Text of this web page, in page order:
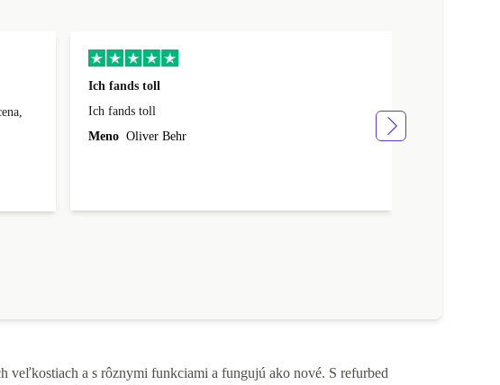
Ich fands toll
Ich fands toll
Meno Oliver Behr
veľkostiach a s rôznymi funkciami a fungujú ako nové. S refurbed